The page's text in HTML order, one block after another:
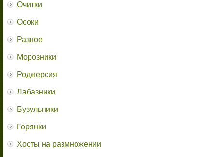
Очитки
Осоки
Разное
Морозники
Роджерсия
Лабазники
Бузульники
Горянки
Хосты на размножении